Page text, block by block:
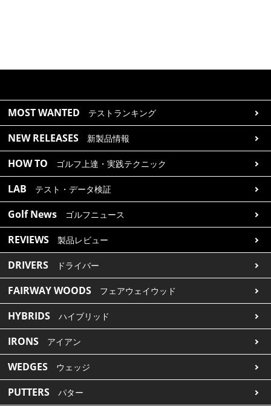
MOST WANTED テストランキング
NEW RELEASES 新製品情報
HOW TO ゴルフ上達・実践テクニック
LAB テスト・データ検証
Golf News ゴルフニュース
REVIEWS 製品レビュー
DRIVERS ドライバー
FAIRWAY WOODS フェアウェイウッド
HYBRIDS ハイブリッド
IRONS アイアン
WEDGES ウェッジ
PUTTERS パター